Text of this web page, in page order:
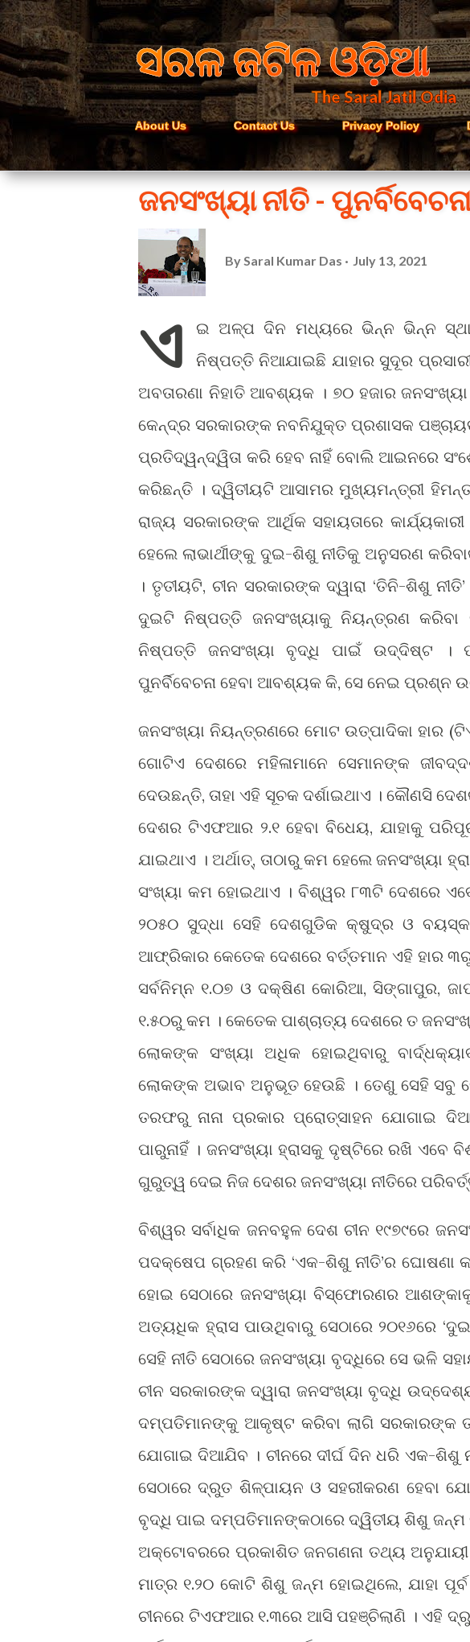
ସରଳ ଜଟିଳ ଓଡ଼ିଆ
The Saral Jatil Odia
About Us Contact Us Privacy Policy
ଜନସଂଖ୍ୟା ନୀତି -
By Saral Kumar Das July 13, 2021
ଏ
ଇ ଅଳ୍ପ ଦିନ ମଧ୍ୟରେ ଭିନ୍ନ ଭିନ୍ନ
ନିଷ୍ପତ୍ତି ନିଆଯାଇଛି ଯାହାର ସୁଦୂର
ଅବତାରଣା ନିହାତି ଆବଶ୍ୟକ । ୭୦ ହଜାର
କେନ୍ଦ୍ର ସରକାରଙ୍କ ନବନିଯୁକ୍ତ ପ୍ରଶାସକ
ପ୍ରତିଦ୍ୱନ୍ଦ୍ୱିତା କରି ହେବ ନାହିଁ ବୋଲି ଆଇନରେ
କରିଛନ୍ତି । ଦ୍ୱିତୀୟଟି ଆସାମର ମୁଖ୍ୟମନ୍ତ୍ରୀ
ରାଜ୍ୟ ସରକାରଙ୍କ ଆର୍ଥିକ ସହାୟତାରେ
ହେଲେ ଲାଭାର୍ଥୀଙ୍କୁ ଦୁଇ-ଶିଶୁ ନୀତିକୁ ଅନୁସରଣ
। ତୃତୀୟଟି, ଚୀନ ସରକାରଙ୍କ ଦ୍ୱାରା ‘ତିନି-ଶିଶୁ
ଦୁଇଟି ନିଷ୍ପତ୍ତି ଜନସଂଖ୍ୟାକୁ ନିୟନ୍ତ୍ରଣ କରିବା
ନିଷ୍ପତ୍ତି ଜନସଂଖ୍ୟା ବୃଦ୍ଧି ପାଇଁ ଉଦ୍ଦିଷ୍ଟ ।
ପୁନର୍ବିବେଚନା ହେବା ଆବଶ୍ୟକ କି, ସେ ନେଇ ପ୍ରଶ୍ନ
ଜନସଂଖ୍ୟା ନିୟନ୍ତ୍ରଣରେ ମୋଟ ଉତ୍ପାଦିକା ହାର
ଗୋଟିଏ ଦେଶରେ ମହିଳାମାନେ ସେମାନଙ୍କ
ଦେଉଛନ୍ତି, ତାହା ଏହି ସୂଚକ ଦର୍ଶାଇଥାଏ । କୌଣସି
ଦେଶର ଟିଏଫଆର ୨.୧ ହେବା ବିଧେୟ, ଯାହାକୁ
ଯାଇଥାଏ । ଅର୍ଥାତ୍, ତାଠାରୁ କମ ହେଲେ ଜନସଂଖ୍ୟା
ସଂଖ୍ୟା କମ ହୋଇଥାଏ । ବିଶ୍ୱର ୮୩ଟି ଦେଶରେ
୨୦୫୦ ସୁଦ୍ଧା ସେହି ଦେଶଗୁଡିକ କ୍ଷୁଦ୍ର ଓ
ଆଫ୍ରିକାର କେତେକ ଦେଶରେ ବର୍ତ୍ତମାନ ଏହି ହାର
ସର୍ବନିମ୍ନ ୧.୦୭ ଓ ଦକ୍ଷିଣ କୋରିଆ, ସିଙ୍ଗାପୁର,
୧.୫୦ରୁ କମ । କେତେକ ପାଶ୍ଚାତ୍ୟ ଦେଶରେ ତ
ଲୋକଙ୍କ ସଂଖ୍ୟା ଅଧିକ ହୋଇଥିବାରୁ
ଲୋକଙ୍କ ଅଭାବ ଅନୁଭୂତ ହେଉଛି । ତେଣୁ ସେହି ସବୁ
ତରଫରୁ ନାନା ପ୍ରକାର ପ୍ରୋତ୍ସାହନ ଯୋଗାଇ
ପାରୁନାହିଁ । ଜନସଂଖ୍ୟା ହ୍ରାସକୁ ଦୃଷ୍ଟିରେ ରଖି
ଗୁରୁତ୍ୱ ଦେଇ ନିଜ ଦେଶର ଜନସଂଖ୍ୟା ନୀତିରେ
ବିଶ୍ୱର ସର୍ବାଧିକ ଜନବହୁଳ ଦେଶ ଚୀନ ୧୯୭୯ରେ
ପଦକ୍ଷେପ ଗ୍ରହଣ କରି ‘ଏକ-ଶିଶୁ ନୀତି’ର ଘୋଷଣା
ହୋଇ ସେଠାରେ ଜନସଂଖ୍ୟା ବିସ୍ଫୋରଣର
ଅତ୍ୟଧିକ ହ୍ରାସ ପାଉଥିବାରୁ ସେଠାରେ ୨୦୧୬ରେ
ସେହି ନୀତି ସେଠାରେ ଜନସଂଖ୍ୟା ବୃଦ୍ଧିରେ ସେ ଭଳି
ଚୀନ ସରକାରଙ୍କ ଦ୍ୱାରା ଜନସଂଖ୍ୟା ବୃଦ୍ଧି
ଦମ୍ପତିମାନଙ୍କୁ ଆକୃଷ୍ଟ କରିବା ଲାଗି ସରକାରଙ୍କ
ଯୋଗାଇ ଦିଆଯିବ । ଚୀନରେ ଦୀର୍ଘ ଦିନ ଧରି ଏକ-ଶିଶୁ
ସେଠାରେ ଦ୍ରୁତ ଶିଳ୍ପାୟନ ଓ ସହରୀକରଣ ହେବା
ବୃଦ୍ଧି ପାଇ ଦମ୍ପତିମାନଙ୍କଠାରେ ଦ୍ୱିତୀୟ ଶିଶୁ ଜନ୍ମ
ଅକ୍ଟୋବରରେ ପ୍ରକାଶିତ ଜନଗଣନା ତଥ୍ୟ
ମାତ୍ର ୧.୨୦ କୋଟି ଶିଶୁ ଜନ୍ମ ହୋଇଥିଲେ, ଯାହା
ଚୀନରେ ଟିଏଫଆର ୧.୩ରେ ଆସି ପହଞ୍ଚିଲାଣି । ଏହି